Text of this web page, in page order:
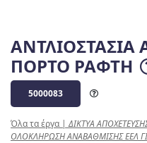
ΠΟΡΤΟ ΡΑΦΤΗ
5000083
Όλα τα έργα|ΔΙΚΤΥΑ
ΟΛΟΚΛΗΡΩΣΗ ΑΝΑΒΑΘΜΙΣΗΣ ΕΕΛ